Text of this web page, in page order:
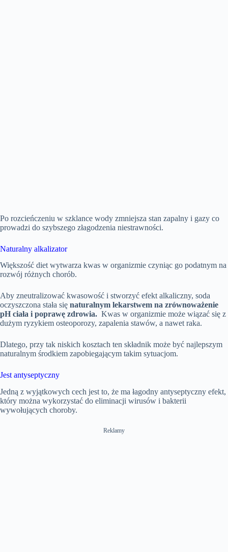
Po rozcieńczeniu w szklance wody zmniejsza stan zapalny i gazy co
prowadzi do szybszego złagodzenia niestrawności.
Naturalny alkalizator
Większość diet wytwarza kwas w organizmie czyniąc go podatnym na
rozwój różnych chorób.
Aby zneutralizować kwasowość i stworzyć efekt alkaliczny, soda
oczyszczona stała się naturalnym lekarstwem na zrównoważenie
pH ciała i poprawę zdrowia. Kwas w organizmie może wiązać się z
dużym ryzykiem osteoporozy, zapalenia stawów, a nawet raka.
Dlatego, przy tak niskich kosztach ten składnik może być najlepszym
naturalnym środkiem zapobiegającym takim sytuacjom.
Jest antyseptyczny
Jedną z wyjątkowych cech jest to, że ma łagodny antyseptyczny efekt,
który można wykorzystać do eliminacji wirusów i bakterii
wywołujących choroby.
Reklamy